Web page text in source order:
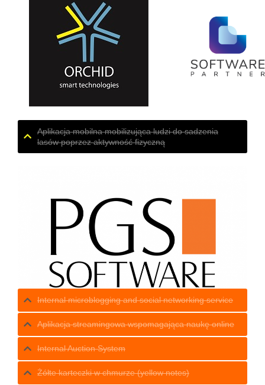
Aplikacja mobilna mobilizująca ludzi do sadzenia
lasów poprzez aktywność fizyczną
Internal microblogging and social networking service
Aplikacja streamingowa wspomagająca naukę online
Internal Auction System
Żółte karteczki w chmurze (yellow notes)